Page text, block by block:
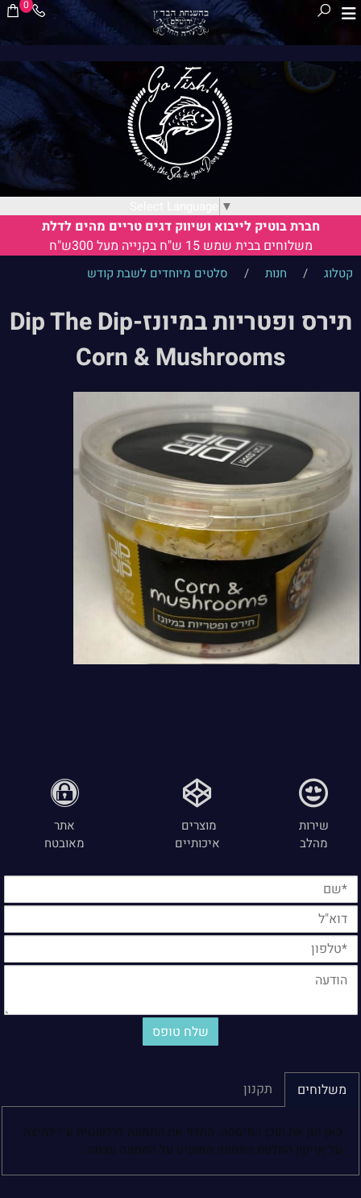
▼
0
חברת בוטיק לייבוא ושיווק דגים טריים מהים לדלת
משלוחים בבית שמש 15 ש"ח בקנייה מעל 300ש"ח
קטלוג / חנות / סלטים מיוחדים לשבת קודש
תירס ופטריות במיונז-Dip The Dip
Corn & Mushrooms
שירות
מהלב
מוצרים
איכותיים
אתר
מאובטח
משלוחים תקנון
כאן הזן את תוכן הפיסקה. החלף את התמונה לרלוונטית ע"י לחיצה
על אייקון החלפת התמונה המופיע על התמונה עצמה.